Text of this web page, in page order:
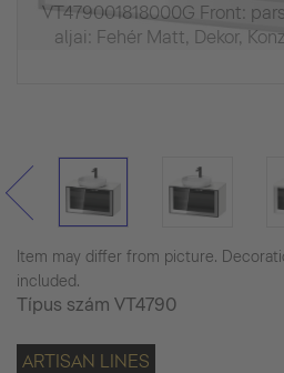
VT479001818000G Front:
aljai: Fehér Matt, Dekor,
Item may differ from picture.
included.
Típus szám VT4790
ARTISAN LINES